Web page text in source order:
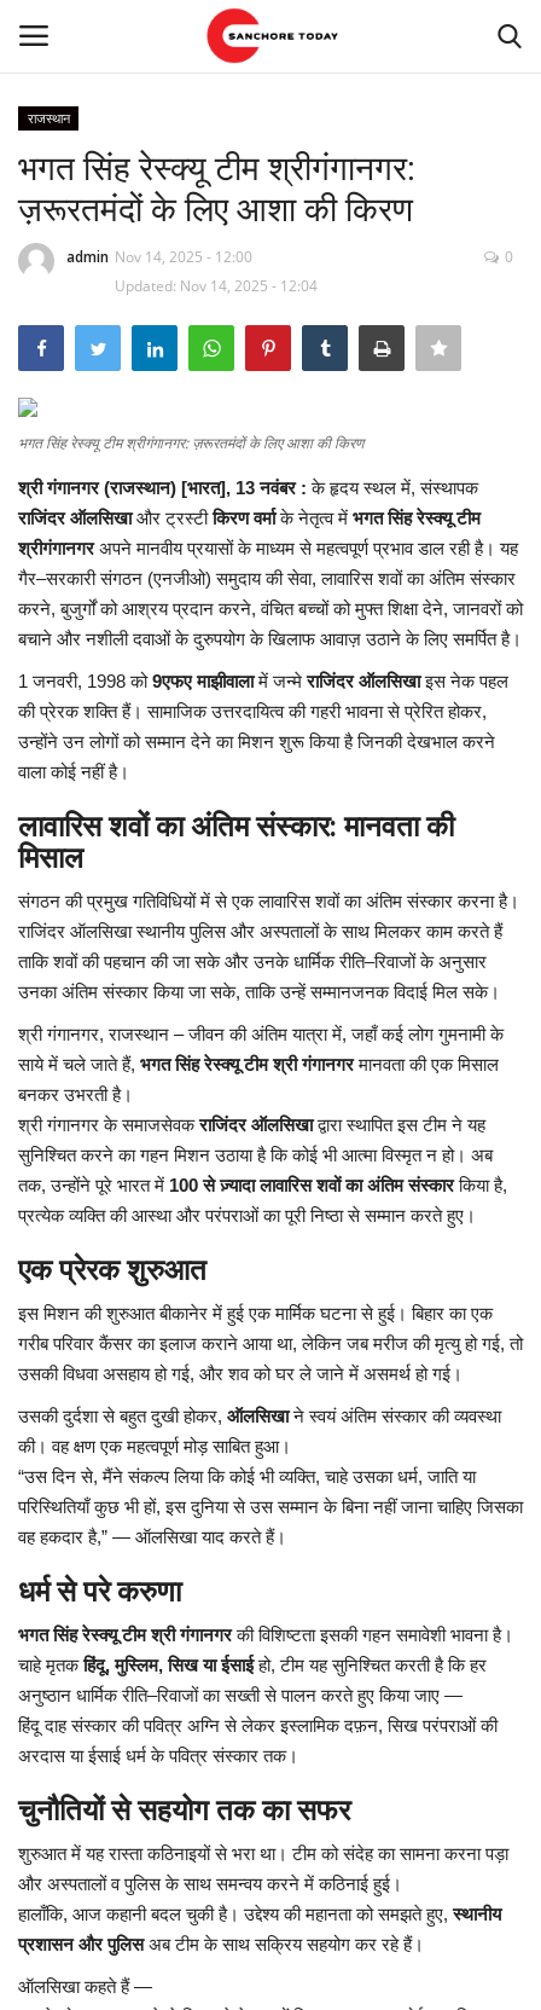
Home
हमारे बारे में
संपर्क करें
राजस्थान
राजनीति
कृषि
बिजनेस
मनोरंजन
खेल
अन्य
राजस्थान
भगत सिंह रेस्क्यू टीम श्रीगंगानगर:
ज़रूरतमंदों के लिए आशा की किरण
admin Nov 14, 2025 - 12:00
Updated: Nov 14, 2025 - 12:04
0
भगत सिंह रेस्क्यू टीम श्रीगंगानगर: ज़रूरतमंदों के लिए आशा की किरण
श्री गंगानगर(राजस्थान) [भारत], 13नवंबर :के हृदय स्थल में,संस्थापक
राजिंदर ऑलसिखा और ट्रस्टी किरण वर्मा के नेतृत्व में भगत सिंह रेस्क्यू टीम
श्रीगंगानगर अपने मानवीय प्रयासों के माध्यम से महत्वपूर्ण प्रभाव डाल रही है। यह
गैर–सरकारी संगठन (एनजीओ)समुदाय की सेवा,लावारिस शवों का अंतिम संस्कार
करने,बुजुर्गों को आश्रय प्रदान करने,वंचित बच्चों को मुफ्त शिक्षा देने,जानवरों को
बचाने और नशीली दवाओं के दुरुपयोग के खिलाफ आवाज़ उठाने के लिए समर्पित है।
1जनवरी, 1998को 9एफए माझीवाला में जन्मे राजिंदर ऑलसिखा इस नेक पहल
की प्रेरक शक्ति हैं। सामाजिक उत्तरदायित्व की गहरी भावना से प्रेरित होकर,
उन्होंने उन लोगों को सम्मान देने का मिशन शुरू किया है जिनकी देखभाल करने
वाला कोई नहीं है।
लावारिस शवों का अंतिम संस्कार:मानवता की
मिसाल
संगठन की प्रमुख गतिविधियों में से एक लावारिस शवों का अंतिम संस्कार करना है।
राजिंदर ऑलसिखा स्थानीय पुलिस और अस्पतालों के साथ मिलकर काम करते हैं
ताकि शवों की पहचान की जा सके और उनके धार्मिक रीति–रिवाजों के अनुसार
उनका अंतिम संस्कार किया जा सके,ताकि उन्हें सम्मानजनक विदाई मिल सके।
श्री गंगानगर,राजस्थान –जीवन की अंतिम यात्रा में,जहाँ कई लोग गुमनामी के
साये में चले जाते हैं, भगत सिंह रेस्क्यू टीम श्री गंगानगर मानवता की एक मिसाल
बनकर उभरती है।
श्री गंगानगर के समाजसेवक राजिंदर ऑलसिखा द्वारा स्थापित इस टीम ने यह
सुनिश्चित करने का गहन मिशन उठाया है कि कोई भी आत्मा विस्मृत न हो। अब
तक,उन्होंने पूरे भारत में 100से ज़्यादा लावारिस शवों का अंतिम संस्कार किया है,
प्रत्येक व्यक्ति की आस्था और परंपराओं का पूरी निष्ठा से सम्मान करते हुए।
एक प्रेरक शुरुआत
इस मिशन की शुरुआत बीकानेर में हुई एक मार्मिक घटना से हुई। बिहार का एक
गरीब परिवार कैंसर का इलाज कराने आया था,लेकिन जब मरीज की मृत्यु हो गई,तो
उसकी विधवा असहाय हो गई, और शव को घर ले जाने में असमर्थ हो गई।
उसकी दुर्दशा से बहुत दुखी होकर, ऑलसिखा ने स्वयं अंतिम संस्कार की व्यवस्था
की। वह क्षण एक महत्वपूर्ण मोड़ साबित हुआ।
“उस दिन से,मैंने संकल्प लिया कि कोई भी व्यक्ति,चाहे उसका धर्म,जाति या
परिस्थितियाँ कुछ भी हों,इस दुनिया से उस सम्मान के बिना नहीं जाना चाहिए जिसका
वह हकदार है,” — ऑलसिखा याद करते हैं।
धर्म से परे करुणा
भगत सिंह रेस्क्यू टीम श्री गंगानगर की विशिष्टता इसकी गहन समावेशी भावना है।
चाहे मृतक हिंदू,मुस्लिम,सिख या ईसाई हो,टीम यह सुनिश्चित करती है कि हर
अनुष्ठान धार्मिक रीति–रिवाजों का सख्ती से पालन करते हुए किया जाए —
हिंदू दाह संस्कार की पवित्र अग्नि से लेकर इस्लामिक दफ़न,सिख परंपराओं की
अरदास या ईसाई धर्म के पवित्र संस्कार तक।
चुनौतियों से सहयोग तक का सफर
शुरुआत में यह रास्ता कठिनाइयों से भरा था। टीम को संदेह का सामना करना पड़ा
और अस्पतालों व पुलिस के साथ समन्वय करने में कठिनाई हुई।
हालाँकि, आज कहानी बदल चुकी है। उद्देश्य की महानता को समझते हुए,स्थानीय
प्रशासन और पुलिस अब टीम के साथ सक्रिय सहयोग कर रहे हैं।
ऑलसिखा कहते हैं—